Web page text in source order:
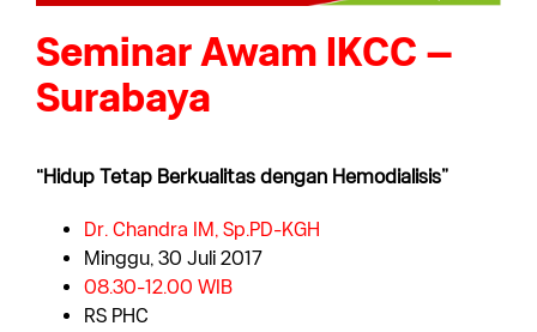
Seminar Awam IKCC –
Surabaya
“Hidup Tetap Berkualitas dengan Hemodialisis”
Dr. Chandra IM, Sp.PD-KGH
Minggu, 30 Juli 2017
08.30-12.00 WIB
RS PHC